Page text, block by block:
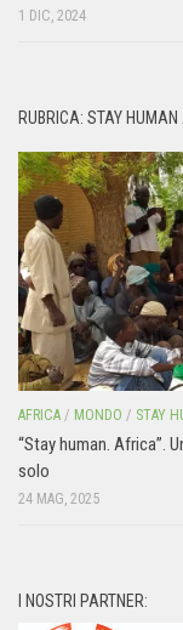
1 DIC, 2024
RUBRICA: STAY HUMAN
AFRICA / MONDO / STAY
“Stay human. Africa”.
solo
24 MAG, 2025
I NOSTRI PARTNER: